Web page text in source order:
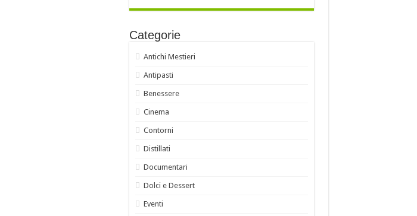
Categorie
Antichi Mestieri
Antipasti
Benessere
Cinema
Contorni
Distillati
Documentari
Dolci e Dessert
Eventi